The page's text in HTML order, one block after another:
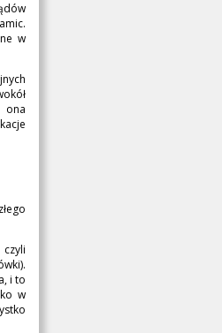
w
ona
czyli
i to
w